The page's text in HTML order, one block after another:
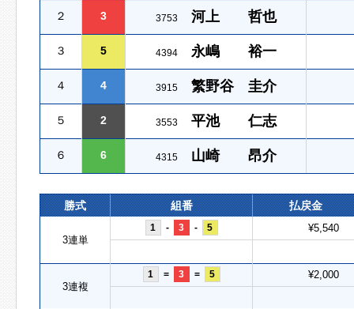
２ 3 3753 河上 哲也
３ 5 4394 永嶋 裕一
４ 4 3915 繁野谷 圭介
５ 2 3553 平池 仁志
６ 6 4315 山崎 昂介
勝式 組番 払戻金
3連単
1 - 3 - 5 ¥5,540
3連複
1 = 3 = 5 ¥2,000